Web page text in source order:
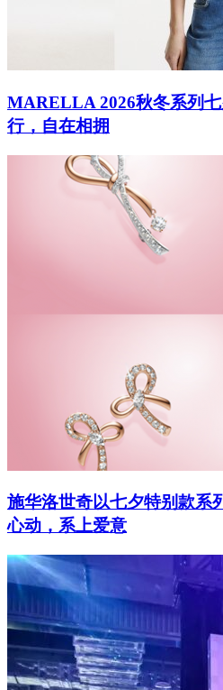
MARELLA 2026秋冬系列
行，自在相拥
施华洛世奇以七夕特别款系
心动，系上爱意